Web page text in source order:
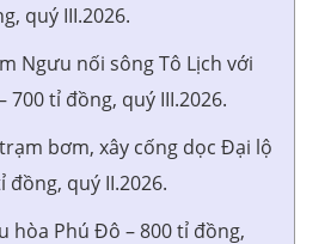
quý III.2026.
Ngưu nối sông Tô Lịch với
700 tỉ đồng, quý III.2026.
bơm, xây cống dọc Đại lộ
đồng, quý II.2026.
hòa Phú Đô – 800 tỉ đồng,